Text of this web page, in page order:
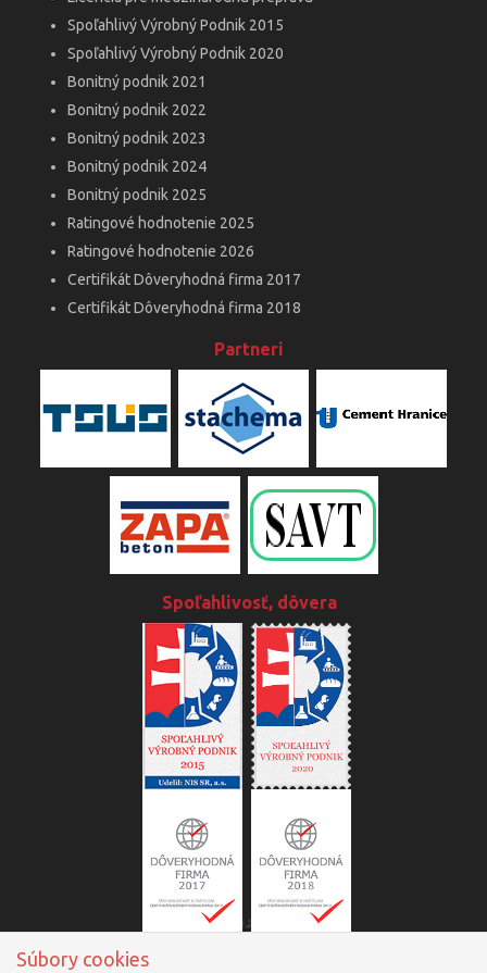
Spoľahlivý Výrobný Podnik 2015
Spoľahlivý Výrobný Podnik 2020
Bonitný podnik 2021
Bonitný podnik 2022
Bonitný podnik 2023
Bonitný podnik 2024
Bonitný podnik 2025
Ratingové hodnotenie 2025
Ratingové hodnotenie 2026
Certifikát Dôveryhodná firma 2017
Certifikát Dôveryhodná firma 2018
Partneri
Spoľahlivosť, dôvera
Súbory cookies